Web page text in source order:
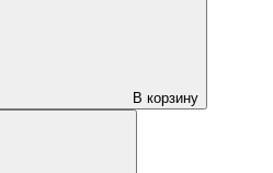
В корзину